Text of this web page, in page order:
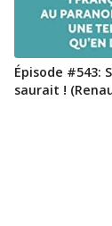
Épisode #543:
saurait !